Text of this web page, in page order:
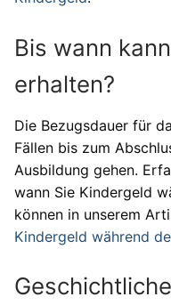
Bis wann
erhalten?
Die Bezugsdauer für
Fällen bis zum
Ausbildung gehen.
wann Sie Kindergeld
können in unserem
Kindergeld während